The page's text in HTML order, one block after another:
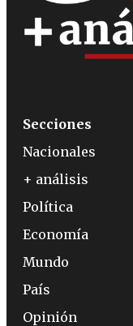
Secciones
Nacionales
+ análisis
Política
Economía
Mundo
País
Opinión